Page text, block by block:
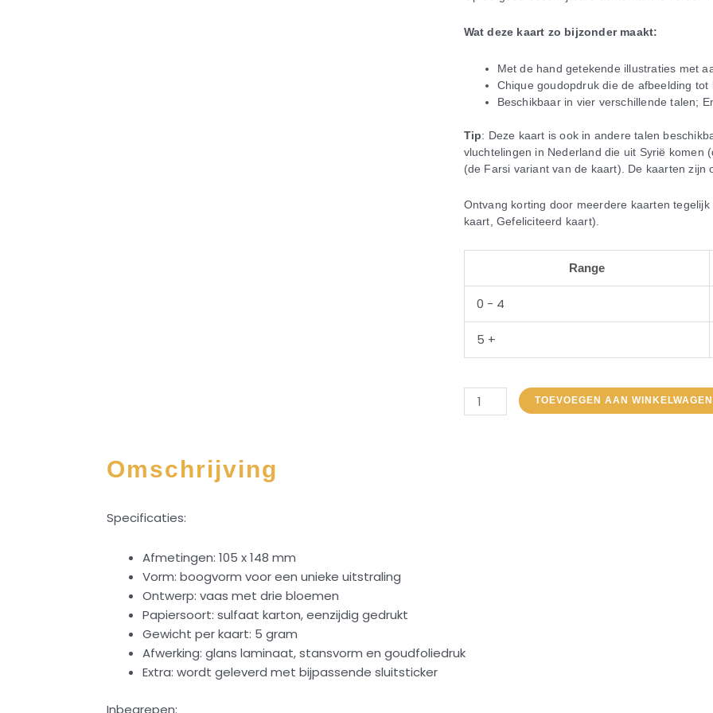
Wat deze kaart zo bijzonder maakt:
Met de hand getekende illustraties met
Chique goudopdruk die de afbeelding tot
Beschikbaar in vier verschillende talen;
Tip: Deze kaart is ook in andere talen
vluchtelingen in Nederland die uit Syrië komen
(de Farsi variant van de kaart). De kaarten zijn
Ontvang korting door meerdere kaarten tegelijk
kaart, Gefeliciteerd kaart).
Range
0 - 4
5 +
Engels
TOEVOEGEN AAN WINKELWAGEN
Omschrijving
Specificaties:
Afmetingen: 105 x 148 mm
Vorm: boogvorm voor een unieke uitstraling
Ontwerp: vaas met drie bloemen
Papiersoort: sulfaat karton, eenzijdig gedrukt
Gewicht per kaart: 5 gram
Afwerking: glans laminaat, stansvorm en goudfoliedruk
Extra: wordt geleverd met bijpassende sluitsticker
Inbegrepen: